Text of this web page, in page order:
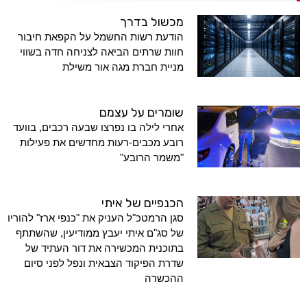
מכשול בדרך
הודעת רשות החשמל על הקפאת חיבור
חוות שרתים הביאה לצניחה חדה בשווי
מניית חברת מגה אור משילת
שומרים על עצמם
אחרי לילה בו נפרצו שבעה רכבים, בוועד
רובע מכבים-רעות מחדשים את פעילות
"משמר הרובע"
הכנפיים של איתי
סגן הרמטכ"ל העניק את "כנפי ארז" להוריו
של סג"ם איתי יעבץ ממודיעין, שהשתתף
בתוכנית המכשירה את דור העתיד של
שדרת הפיקוד הצבאית ונפל לפני סיום
ההכשרה